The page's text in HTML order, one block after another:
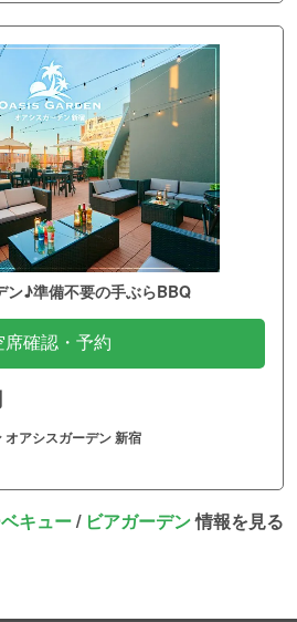
ン♪準備不要の手ぶらBBQ
席確認・予約
アシスガーデン 新宿
キュー/ ビアガーデン情報を見る